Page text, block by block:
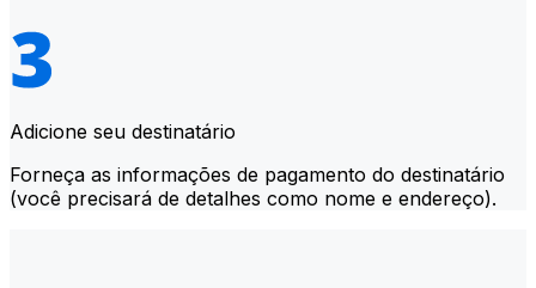
Adicione seu destinatário
Forneça as informações de pagamento do destinatário
(você precisará de detalhes como nome e endereço).